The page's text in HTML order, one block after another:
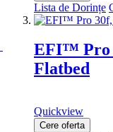
Lista de Dorințe
EFI™ Pro
Flatbed
Quickview
Cere oferta